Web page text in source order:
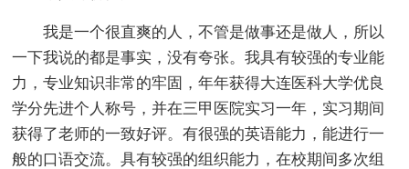
我是一个很直爽的人，不管是做事还是做人，所以
一下我说的都是事实，没有夸张。我具有较强的专业能
力，专业知识非常的牢固，年年获得大连医科大学优良
学分先进个人称号，并在三甲医院实习一年，实习期间
获得了老师的一致好评。有很强的英语能力，能进行一
般的口语交流。具有较强的组织能力，在校期间多次组